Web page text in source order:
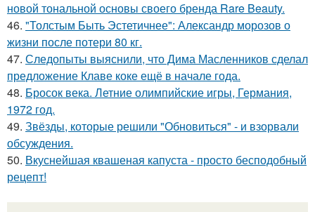
новой тональной основы своего бренда Rare Beauty.
46. "Толстым Быть Эстетичнее": Александр морозов о
жизни после потери 80 кг.
47. Следопыты выяснили, что Дима Масленников сделал
предложение Клаве коке ещё в начале года.
48. Бросок века. Летние олимпийские игры, Германия,
1972 год.
49. Звёзды, которые решили "Обновиться" - и взорвали
обсуждения.
50. Вкуснейшая квашеная капуста - просто бесподобный
рецепт!